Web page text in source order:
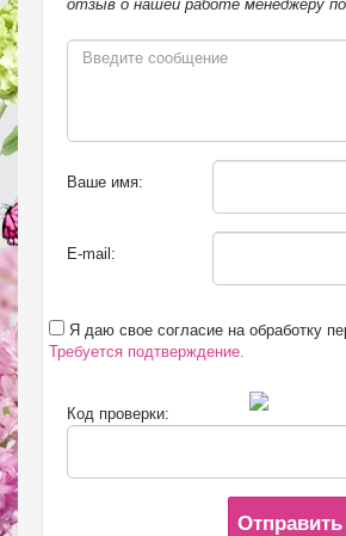
отзыв о нашей работе менеджеру
Ваше имя:
E-mail:
Я даю свое согласие на обработку
Требуется подтверждение.
Код проверки: